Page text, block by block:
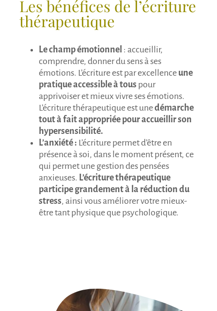
Les bénéfices de l’écriture
thérapeutique
Le champ émotionnel : accueillir,
comprendre, donner du sens à ses
émotions. L’écriture est par excellence une
pratique accessible à tous pour
apprivoiser et mieux vivre ses émotions.
L’écriture thérapeutique est unedémarche
tout à fait appropriée pour accueillir son
hypersensibilité.
L’anxiété : L’écriture permet d’être en
présence à soi, dans le moment présent, ce
qui permet une gestion des pensées
anxieuses. L’écriture thérapeutique
participe grandement à la réduction du
stress, ainsi vous améliorer votre mieux-
être tant physique que psychologique.